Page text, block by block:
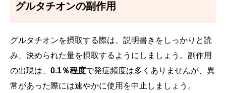
グルタチオンの副作用
グルタチオンを摂取する際は、説明書きをしっかりと読
み、決められた量を摂取するようにしましょう。副作用
の出現は、 0.1％程度で発症頻度は多くありませんが、異
常があった際には速やかに使用を中止しましょう。